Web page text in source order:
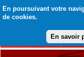
En poursuivant votre
de cookies.
En savoir